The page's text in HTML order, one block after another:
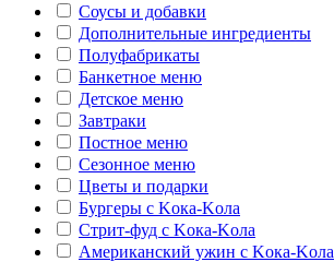
Соусы и добавки
Дополнительные ингредиенты
Полуфабрикаты
Банкетное меню
Детское меню
Завтраки
Постное меню
Сезонное меню
Цветы и подарки
Бургеры с Kока-Kола
Стрит-фуд с Kока-Kола
Американский ужин с Kока-Kола